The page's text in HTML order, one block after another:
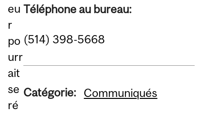
eu
r
po
urr
ait
se
ré
Téléphone au bureau:
(514) 398-5668
Catégorie: Communiqués